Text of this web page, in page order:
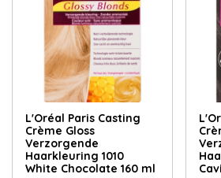
L'Oréal Paris Casting
Crème Gloss
Verzorgende
Haarkleuring 1010
White Chocolate 160 ml